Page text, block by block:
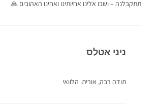
תתקבלנה – ושבו אלינו אחיותינו ואחינו האהובים 🙏
ניני אטלס
תודה רבה, אורית. הלוואי